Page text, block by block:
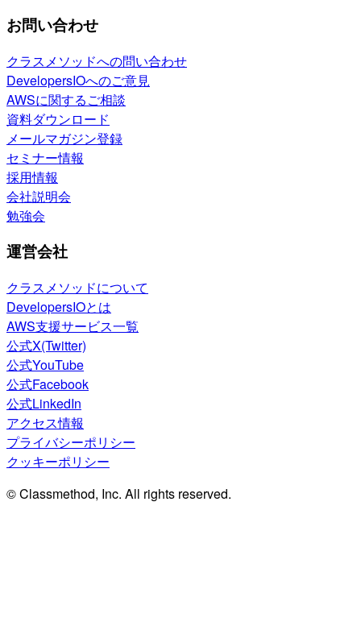
お問い合わせ
クラスメソッドへの問い合わせ
DevelopersIOへのご意見
AWSに関するご相談
資料ダウンロード
メールマガジン登録
セミナー情報
採用情報
会社説明会
勉強会
運営会社
クラスメソッドについて
DevelopersIOとは
AWS支援サービス一覧
公式X(Twitter)
公式YouTube
公式Facebook
公式LinkedIn
アクセス情報
プライバシーポリシー
クッキーポリシー
© Classmethod, Inc. All rights reserved.